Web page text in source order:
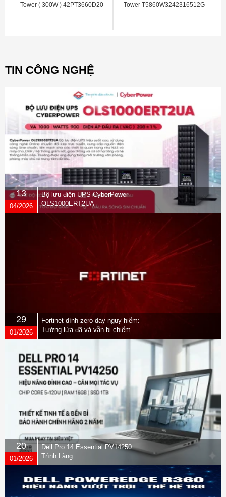
Tower ( 300W ) 42PT3660D20
Tower T5860W3242316512G
TIN CÔNG NGHỆ
13
04/2026
Bộ lưu điện UPS CyberPower
OLS1000ERT2UA
29
01/2026
Fortinet dính zero-day nguy hiểm:
Tường lửa đã vá vẫn bị chiếm
quyền
20
01/2026
Dell Pro 14 Essential PV14250
Trình Làng